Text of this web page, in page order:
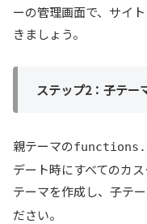
ーの管理画面で、サイ
きましょう。
ステップ2：子テー
親テーマの
デート時にすべてのカ
テーマを作成し、子テ
ださい。